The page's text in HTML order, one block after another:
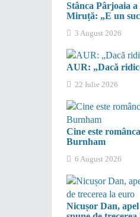
Stânca Pârjoaia
Miruță: „E un
3 August 2026
AUR: „Dacă
22 Iulie 2026
Cine este
Burnham
6 August 2026
Nicușor Dan,